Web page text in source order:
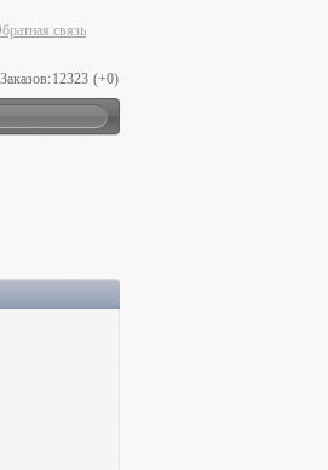
связь
Заказов:12323 (+0)